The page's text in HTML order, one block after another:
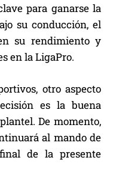
para ganarse la
su conducción, el
su rendimiento y
en la LigaPro.
otro aspecto
es la buena
De momento,
al mando de
de la presente